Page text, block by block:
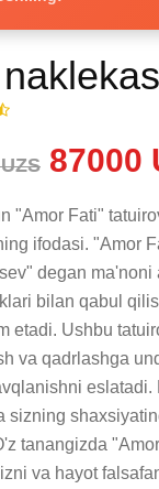
87000
"Amor Fati"
ifodasi. "Amor
degan
bilan qabul
etadi. Ushbu
va qadrlashga
sizning
tanangizda
va hayot